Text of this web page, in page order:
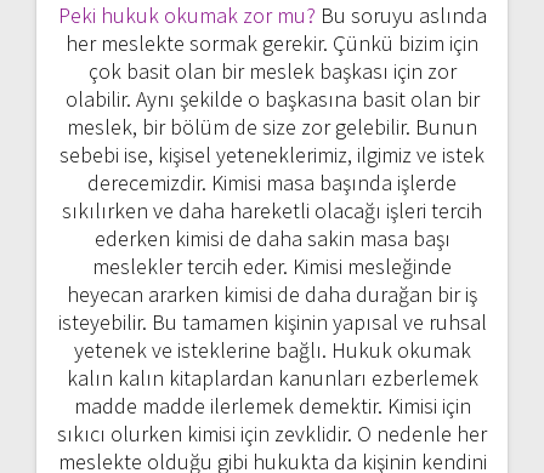
Peki hukuk okumak zor mu? Bu soruyu aslında
her meslekte sormak gerekir. Çünkü bizim için
çok basit olan bir meslek başkası için zor
olabilir. Aynı şekilde o başkasına basit olan bir
meslek, bir bölüm de size zor gelebilir. Bunun
sebebi ise, kişisel yeteneklerimiz, ilgimiz ve istek
derecemizdir. Kimisi masa başında işlerde
sıkılırken ve daha hareketli olacağı işleri tercih
ederken kimisi de daha sakin masa başı
meslekler tercih eder. Kimisi mesleğinde
heyecan ararken kimisi de daha durağan bir iş
isteyebilir. Bu tamamen kişinin yapısal ve ruhsal
yetenek ve isteklerine bağlı. Hukuk okumak
kalın kalın kitaplardan kanunları ezberlemek
madde madde ilerlemek demektir. Kimisi için
sıkıcı olurken kimisi için zevklidir. O nedenle her
meslekte olduğu gibi hukukta da kişinin kendini